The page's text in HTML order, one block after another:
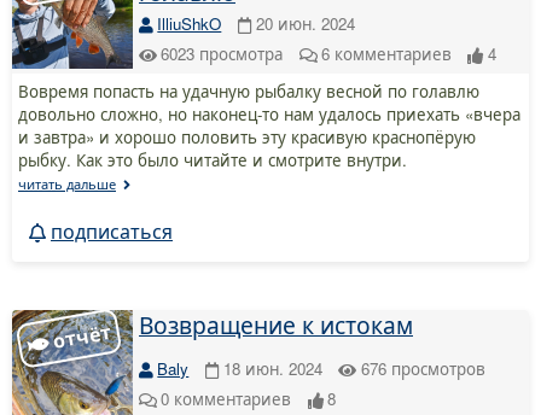
IlliuShkO
20 июн. 2024
6023 просмотра 6 комментариев
4
Вовремя попасть на удачную рыбалку весной по голавлю
довольно сложно, но наконец-то нам удалось приехать «вчера
и завтра» и хорошо половить эту красивую краснопёрую
рыбку. Как это было читайте и смотрите внутри.
читать дальше
подписаться
Возвращение к истокам
Baly 18 июн. 2024 676 просмотров
0 комментариев 8